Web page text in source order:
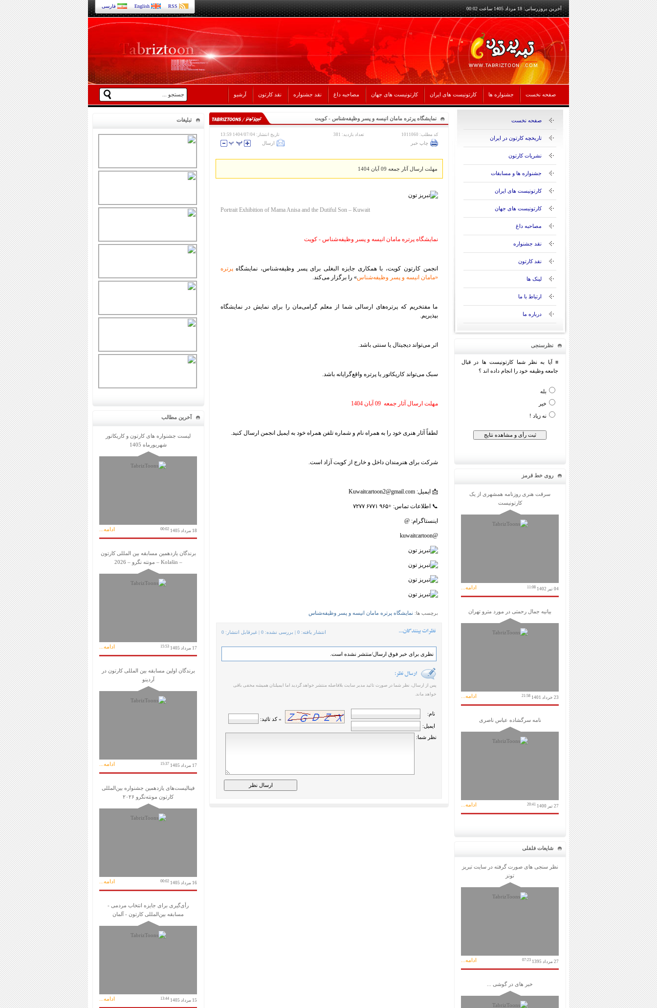
English RSS فارسی آخرین بروزرسانی: 18 مرداد 1405 ساعت 00:02
صفحه نخست جشنواره ها کارتونیست های ایران کارتونیست های جهان مصاحبه داغ نقد جشنواره نقد کارتون آرشیو
صفحه نخست
تاریخچه کارتون در ایران
نشریات کارتون
جشنواره ها و مسابقات
کارتونیست های ایران
کارتونیست های جهان
مصاحبه داغ
نقد جشنواره
نقد کارتون
لینک ها
ارتباط با ما
درباره ما
نظرسنجی
≡ آیا به نظر شما کارتونیست ها در قبال
جامعه وظیفه خود را انجام داده اند ؟
بله
خیر
نه زیاد !
روی خط قرمز
سرقت هنری روزنامه همشهری از یک
کارتونیست
04 تیر 1402 11:08 ادامه...
بیانیه جمال رحمتی در مورد مترو تهران
23 خرداد 1401 21:58 ادامه...
نامه سرگشاده عباس ناصری
27 تیر 1400 20:41 ادامه...
شایعات فلفلی
نظر سنجی های صورت گرفته در سایت تبریز
تونز
27 مرداد 1395 07:23 ادامه...
خبر های در گوشی ...
نمایشگاه پرتره مامان انیسه و پسر وظیفه‌شناس - کویت
کد مطلب: 1011060 تعداد بازدید: 381 تاریخ انتشار: 1404/07/04 13:59
چاپ خبر ارسال
مهلت ارسال آثار جمعه 09 آبان 1404
Portrait Exhibition of Mama Anisa and the Dutiful Son – Kuwait
نمایشگاه پرتره مامان انیسه و پسر وظیفه‌شناس - کویت
انجمن کارتون کویت، با همکاری جایزه البغلی برای پسر وظیفه‌شناس، نمایشگاهپرتره
«مامان انیسه و پسر وظیفه‌شناس» را برگزار می‌کند.
ما مفتخریم که پرتره‌های ارسالی شما از معلم گرامی‌مان را برای نمایش در نمایشگاه
بپذیریم.
اثر می‌تواند دیجیتال یا سنتی باشد.
سبک می‌تواند کاریکاتور یا پرتره واقع‌گرایانه باشد.
مهلت ارسال آثار جمعه 09 آبان 1404
لطفاً آثار هنری خود را به همراه نام و شماره تلفن همراه خود به ایمیل انجمن ارسال کنید.
شرکت برای هنرمندان داخل و خارج از کویت آزاد است.
📩 ایمیل: Kuwaitcartoon2@gmail.com
📞 اطلاعات تماس: +۹۶۵ ۶۷۷۱ ۷۲۷۷
اینستاگرام: @
@kuwaitcartoon
برچسب ها: نمایشگاه پرتره مامان انیسه و پسر وظیفه‌شناس
انتشار یافته: 0 | بررسی نشده: 0 | غیرقابل انتشار: 0
نظری برای خبر فوق ارسال/منتشر نشده است.
پس از ارسال، نظر شما در صورت تائید مدیر سایت بلافاصله منتشر خواهد گردید اما ایمیلتان همیشه مخفی باقی
خواهد ماند.
نام:
» کد تائید:
ایمیل:
نظر شما:
تبلیغات
آخرین مطالب
لیست جشنواره های کارتون و کاریکاتور
شهریورماه 1405
18 مرداد 1405 00:02 ادامه...
برندگان یازدهمین مسابقه بین المللی کارتون
– Kolašin – مونته نگرو – 2026
17 مرداد 1405 15:53 ادامه...
برندگان اولین مسابقه بین المللی کارتون در
آردینو
17 مرداد 1405 15:37 ادامه...
فینالیست‌های یازدهمین جشنواره بین‌المللی
کارتون مونته‌نگرو ۲۰۲۶
16 مرداد 1405 00:02 ادامه...
رأی‌گیری برای جایزه انتخاب مردمی -
مسابقه بین‌المللی کارتون - آلمان
15 مرداد 1405 13:44 ادامه...